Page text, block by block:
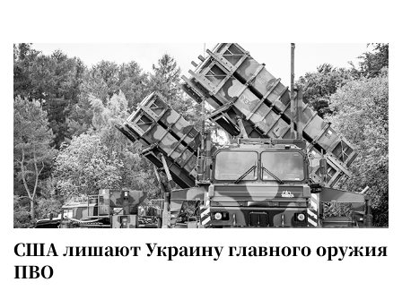
США лишают Украину главного оружия
ПВО